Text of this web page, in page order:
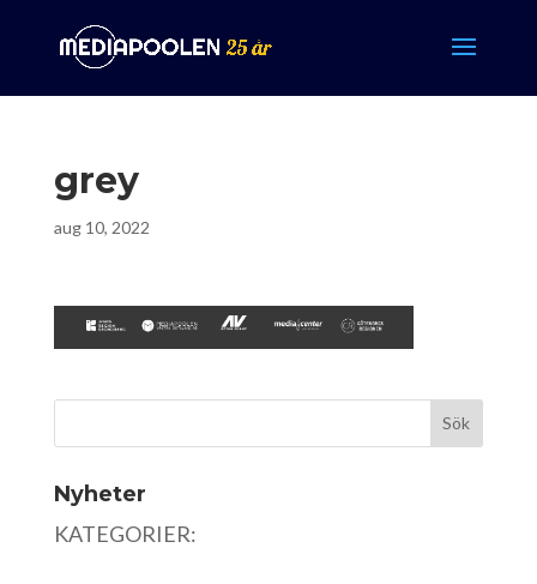
grey
aug 10, 2022
Nyheter
KATEGORIER: